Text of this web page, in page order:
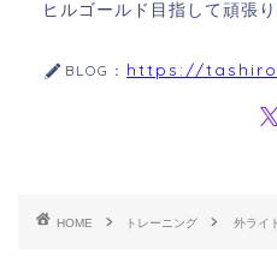
ヒルゴールド目指して頑張り
BLOG： https://
HOME トレーニング 外ライ